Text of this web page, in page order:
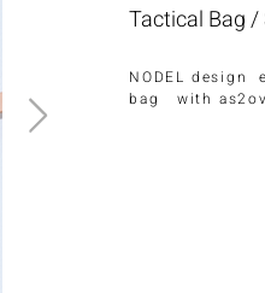
Tactical Bag
NODEL design
bag with as2ov